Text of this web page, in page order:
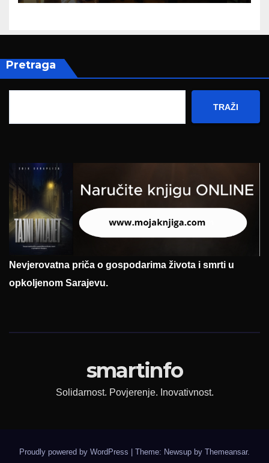
Pretraga
TRAŽI
Nevjerovatna priča o gospodarima života i smrti u
opkoljenom Sarajevu.
smartinfo
Solidarnost. Povjerenje. Inovativnost.
Proudly powered by WordPress Theme: Newsup by Themeansar.